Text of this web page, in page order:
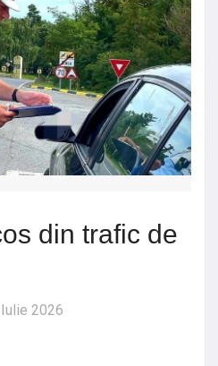
din trafic de
2026